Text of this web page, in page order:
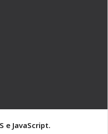
e JavaScript.